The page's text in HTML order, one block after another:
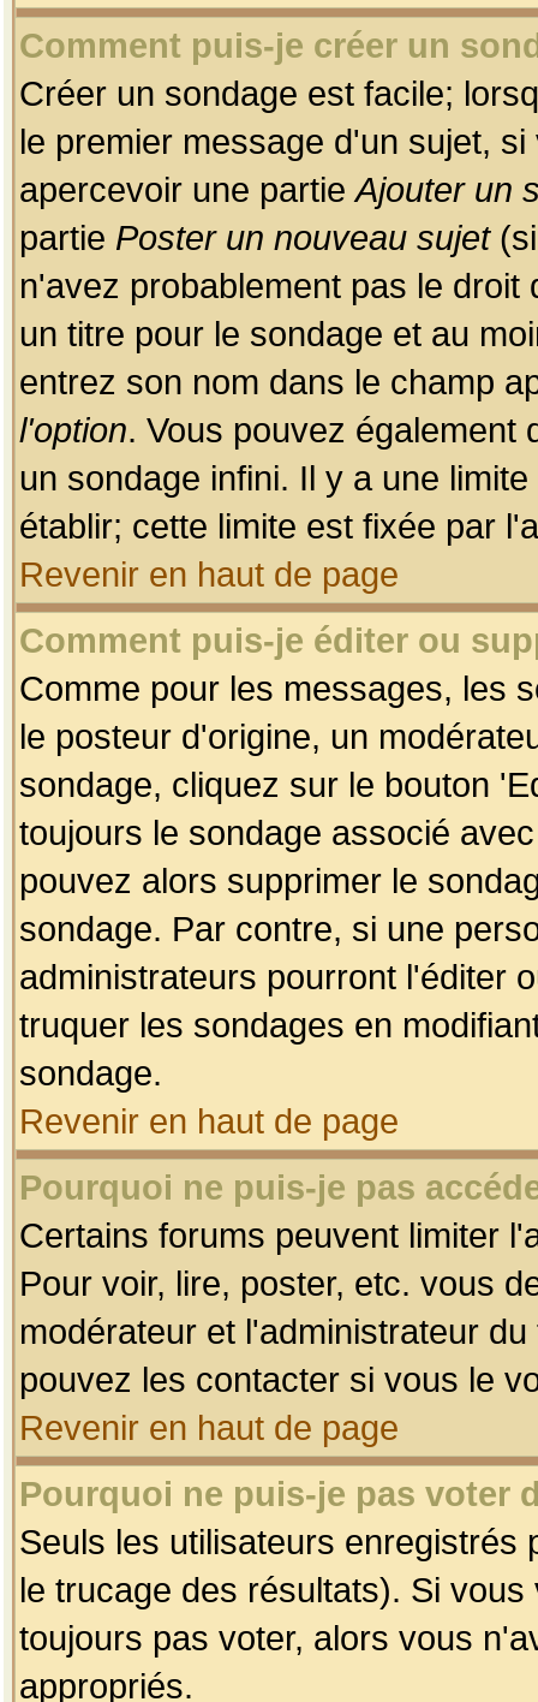
Comment puis-je créer un
Créer un sondage est facile;
le premier message d'un sujet,
apercevoir une partieAjouter un
partie Poster un nouveau sujet(si
n'avez probablement pas le
un titre pour le sondage et au
entrez son nom dans le champ
l'option. Vous pouvez également
un sondage infini. Il y a une
établir; cette limite est fixée par
Revenir en haut de page
Comment puis-je éditer ou
Comme pour les messages, les
le posteur d'origine, un
sondage, cliquez sur le bouton
toujours le sondage associé
pouvez alors supprimer le
sondage. Par contre, si une
administrateurs pourront l'éditer
truquer les sondages en
sondage.
Revenir en haut de page
Pourquoi ne puis-je pas
Certains forums peuvent limiter
Pour voir, lire, poster, etc. vous
modérateur et l'administrateur
pouvez les contacter si vous le
Revenir en haut de page
Pourquoi ne puis-je pas voter
Seuls les utilisateurs enregistrés
le trucage des résultats). Si
toujours pas voter, alors vous
appropriés.